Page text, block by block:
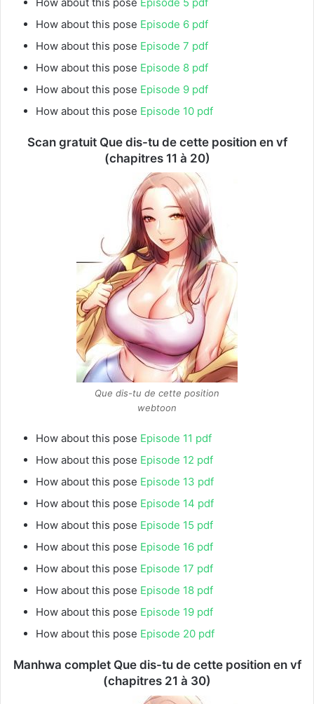
How about this pose Episode 6 pdf
How about this pose Episode 7 pdf
How about this pose Episode 8 pdf
How about this pose Episode 9 pdf
How about this pose Episode 10 pdf
Scan gratuit Que dis-tu de cette position en vf
(chapitres 11 à 20)
Que dis-tu de cette position
webtoon
How about this pose Episode 11 pdf
How about this pose Episode 12 pdf
How about this pose Episode 13 pdf
How about this pose Episode 14 pdf
How about this pose Episode 15 pdf
How about this pose Episode 16 pdf
How about this pose Episode 17 pdf
How about this pose Episode 18 pdf
How about this pose Episode 19 pdf
How about this pose Episode 20 pdf
Manhwa complet Que dis-tu de cette position en vf
(chapitres 21 à 30)